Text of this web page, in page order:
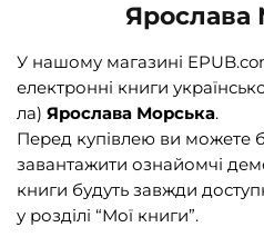
Книги для підлітків (240)
Науково-популярна
Навчальна література та
Енциклопедії, довідники,
Подарункові сертифікати (1)
Ярослава
У нашому магазині
електронні книги
ла) Ярослава Морська.
Перед купівлею ви можете
завантажити ознайомчі
книги будуть завжди
у розділі “Мої книги”.